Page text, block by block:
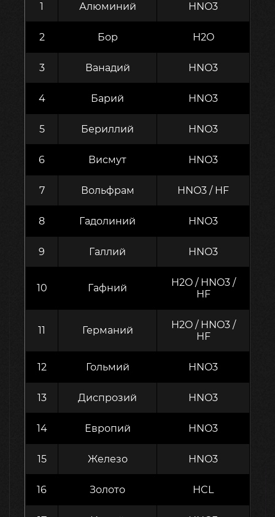
1 Алюминий HNO3
2 Бор H2O
3 Ванадий HNO3
4 Барий HNO3
5 Бериллий HNO3
6 Висмут HNO3
7 Вольфрам HNO3 / HF
8 Гадолиний HNO3
9 Галлий HNO3
10 Гафний
H2O / HNO3 /
HF
11 Германий
H2O / HNO3 /
HF
12 Гольмий HNO3
13 Диспрозий HNO3
14 Европий HNO3
15 Железо HNO3
16 Золото HCL